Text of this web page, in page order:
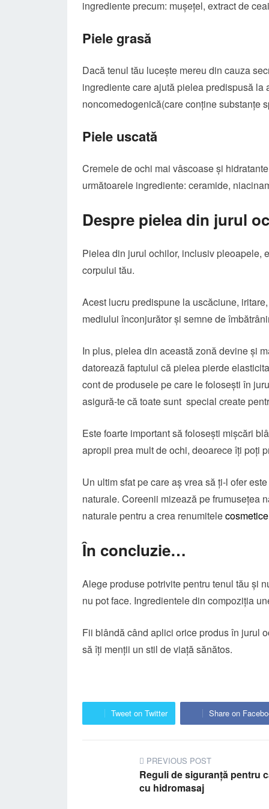
ingrediente precum: mușețel, extract de
Piele grasă
Dacă tenul tău lucește mereu din cauza
ingrediente care ajută pielea predispusă la
noncomedogenică(care conține substanțe
Piele uscată
Cremele de ochi mai vâscoase și
următoarele ingrediente: ceramide,
Despre pielea din jurul
Pielea din jurul ochilor, inclusiv pleoapele,
corpului tău.
Acest lucru predispune la uscăciune,
mediului înconjurător și semne de
In plus, pielea din această zonă devine și
datorează faptului că pielea pierde
cont de produsele pe care le folosești în
asigură-te că toate sunt special create
Este foarte important să folosești mișcări
apropii prea mult de ochi, deoarece îți poți
Un ultim sfat pe care aș vrea să ți-l ofer
naturale. Coreenii mizează pe frumusețea
naturale pentru a crea renumitele
În concluzie…
Alege produse potrivite pentru tenul tău și
nu pot face. Ingredientele din compoziția
Fii blândă când aplici orice produs în jurul
să îți menții un stil de viață sănătos.
Tweet on Twitter Share on
PREVIOUS POST
Reguli de siguranță pentru
cu hidromasaj